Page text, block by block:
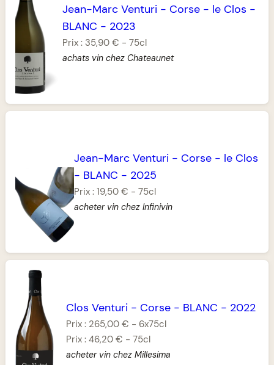
Jean-Marc Venturi - Corse- le Clos -
BLANC - 2023
Prix : 35,90 € - 75cl
achats vin chez Chateaunet
Jean-Marc Venturi - Corse- le Clos
- BLANC - 2025
Prix : 19,50 € - 75cl
acheter vin chez Infinivin
Clos Venturi - Corse - BLANC - 2022
Prix : 265,00 € - 6x75cl
Prix :46,20 € -75cl
acheter vin chez Millesima